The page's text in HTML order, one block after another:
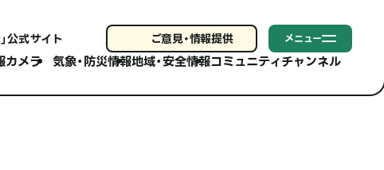
公式サイト ご意見・情報提供 メニュー
カメラ 気象・防災情報地域・安全情報コミュニティチャンネル